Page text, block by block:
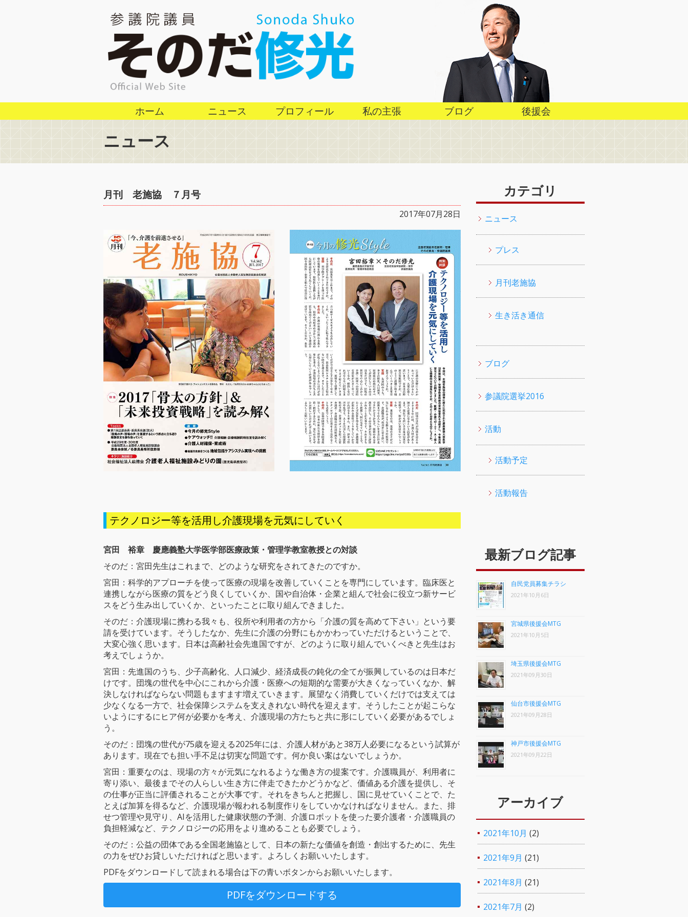
ホーム ニュース プロフィール 私の主張 ブログ 後援会
ニュース
月刊 老施協 ７月号
2017年07月28日
テクノロジー等を活用し介護現場を元気にしていく
宮田 裕章 慶應義塾大学医学部医療政策・管理学教室教授との対談
そのだ：宮田先生はこれまで、どのような研究をされてきたのですか。
宮田：科学的アプローチを使って医療の現場を改善していくことを専門にしています。臨床医と
連携しながら医療の質をどう良くしていくか、国や自治体・企業と組んで社会に役立つ新サービ
スをどう生み出していくか、といったことに取り組んできました。
そのだ：介護現場に携わる我々も、役所や利用者の方から「介護の質を高めて下さい」という要
請を受けています。そうしたなか、先生に介護の分野にもかかわっていただけるということで、
大変心強く思います。日本は高齢社会先進国ですが、どのように取り組んでいくべきと先生はお
考えでしょうか。
宮田：先進国のうち、少子高齢化、人口減少、経済成長の鈍化の全てが振興しているのは日本だ
けです。団塊の世代を中心にこれから介護・医療への短期的な需要が大きくなっていくなか、解
決しなければならない問題もますます増えていきます。展望なく消費していくだけでは支えては
少なくなる一方で、社会保障システムを支えきれない時代を迎えます。そうしたことが起こらな
いようにするにヒア何が必要かを考え、介護現場の方たちと共に形にしていく必要があるでしょ
う。
そのだ：団塊の世代が75歳を迎える2025年には、介護人材があと38万人必要になるという試算が
あります。現在でも担い手不足は切実な問題です。何か良い案はないでしょうか。
宮田：重要なのは、現場の方々が元気になれるような働き方の提案です。介護職員が、利用者に
寄り添い、最後までその人らしい生き方に伴走できたかどうかなど、価値ある介護を提供し、そ
の仕事が正当に評価されることが大事です。それをきちんと把握し、国に見せていくことで、た
とえば加算を得るなど、介護現場が報われる制度作りをしていかなければなりません。また、排
せつ管理や見守り、AIを活用した健康状態の予測、介護ロボットを使った要介護者・介護職員の
負担軽減など、テクノロジーの応用をより進めることも必要でしょう。
そのだ：公益の団体である全国老施協として、日本の新たな価値を創造・創出するために、先生
の力をぜひお貸しいただければと思います。よろしくお願いいたします。
PDFをダウンロードして読まれる場合は下の青いボタンからお願いいたします。
PDFをダウンロードする
カテゴリ
ニュース
プレス
月刊老施協
生き活き通信
ブログ
参議院選挙2016
活動
活動予定
活動報告
最新ブログ記事
自民党員募集チラシ
2021年10月6日
宮城県後援会MTG
2021年10月5日
埼玉県後援会MTG
2021年09月30日
仙台市後援会MTG
2021年09月28日
神戸市後援会MTG
2021年09月22日
アーカイブ
2021年10月 (2)
2021年9月 (21)
2021年8月 (21)
2021年7月 (2)